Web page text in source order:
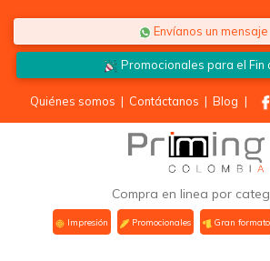
Envíanos un mensaje
Promocionales para elFin
Quiénes somos | Contáctanos | Blog |
Compra en linea por
Impresión Promocionales Gran formato